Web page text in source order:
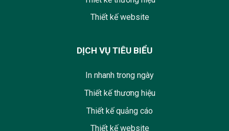
Thiết kế website
DỊCH VỤ TIÊU BIỂU
In nhanh trong ngày
Thiết kế thương hiệu
Thiết kế quảng cáo
Thiết kế website